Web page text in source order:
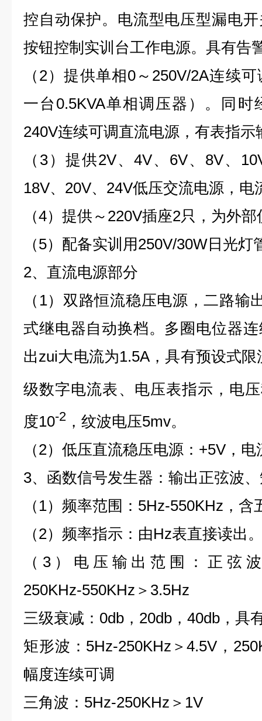
控自动保护。电流型电压型漏电
按钮控制实训台工作电源。具有告
（2）提供单相0～250V/2A连续
一台0.5KVA单相调压器）。同
240V连续可调直流电源，有表指示
（3）提供2V、4V、6V、8V、
18V、20V、24V低压交流电源，电
（4）提供～220V插座2只，为外
（5）配备实训用250V/30W日光
2、直流电源部分
（1）双路恒流稳压电源，二路输
式继电器自动换档。多圈电位器
出zui大电流为1.5A，具有预设式
级数字电流表、电压表指示，电
度10-2 ，纹波电压5mv。
（2）低压直流稳压电源：+5V，
3、函数信号发生器：输出正弦波
（1）频率范围：5Hz-550KHz，含
（2）频率指示：由Hz表直接读出
（3）电压输出范围：正弦波
250KHz-550KHz＞3.5Hz
三级衰减：0db，20db，40db，具
矩形波：5Hz-250KHz＞4.5V，
幅度连续可调
三角波：5Hz-250KHz＞1V